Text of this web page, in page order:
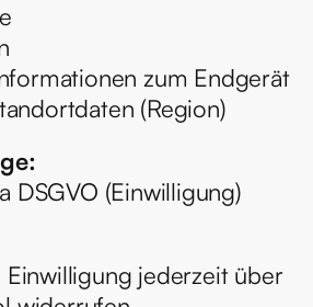
zum Endgerät
(Region)
DSGVO (Einwilligung)
Einwilligung jederzeit über